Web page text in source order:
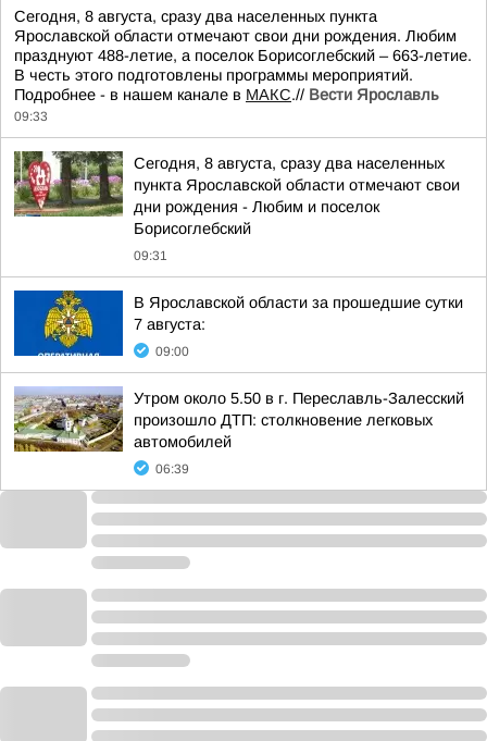
Сегодня, 8 августа, сразу два населенных пункта
Ярославской области отмечают свои дни рождения. Любим
празднуют 488-летие, а поселок Борисоглебский – 663-летие.
В честь этого подготовлены программы мероприятий.
Подробнее - в нашем канале в МАКС.// Вести Ярославль
09:33
Сегодня, 8 августа, сразу два населенных
пункта Ярославской области отмечают свои
дни рождения - Любим и поселок
Борисоглебский
09:31
В Ярославской области за прошедшие сутки
7 августа:
09:00
Утром около 5.50 в г. Переславль-Залесский
произошло ДТП: столкновение легковых
автомобилей
06:39